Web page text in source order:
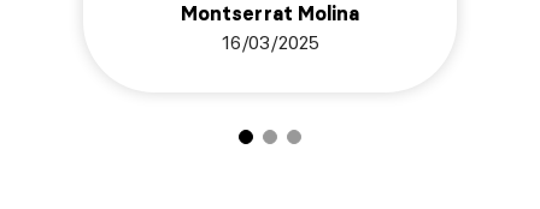
Montserrat Molina
16/03/2025